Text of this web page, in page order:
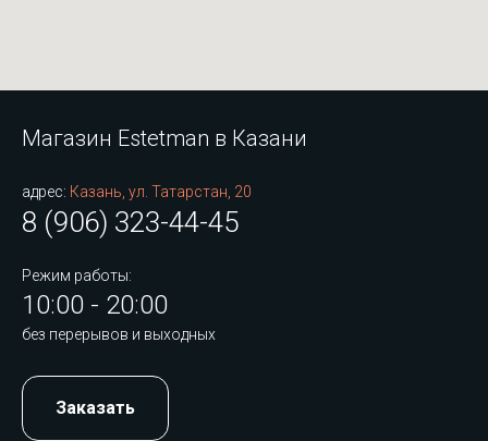
Магазин Estetman в Казани
адрес: Казань, ул. Татарстан, 20
8 (906) 323-44-45
Режим работы:
10:00 - 20:00
без перерывов и выходных
Заказать